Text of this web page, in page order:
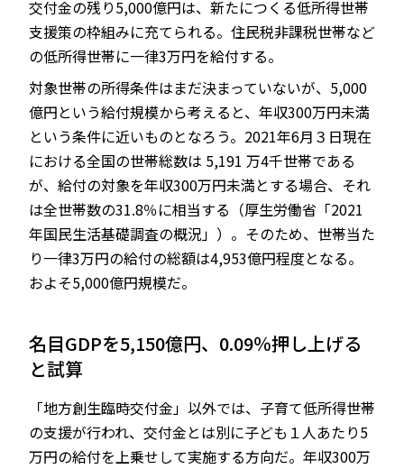
交付金の残り5,000億円は、新たにつくる低所得世帯
支援策の枠組みに充てられる。住民税非課税世帯など
の低所得世帯に一律3万円を給付する。
対象世帯の所得条件はまだ決まっていないが、5,000
億円という給付規模から考えると、年収300万円未満
という条件に近いものとなろう。2021年6月３日現在
における全国の世帯総数は 5,191 万4千世帯である
が、給付の対象を年収300万円未満とする場合、それ
は全世帯数の31.8％に相当する（厚生労働省「2021
年国民生活基礎調査の概況」）。そのため、世帯当た
り一律3万円の給付の総額は4,953億円程度となる。
およそ5,000億円規模だ。
名目GDPを5,150億円、0.09％押し上げる
と試算
「地方創生臨時交付金」以外では、子育て低所得世帯
の支援が行われ、交付金とは別に子ども１人あたり5
万円の給付を上乗せして実施する方向だ。年収300万